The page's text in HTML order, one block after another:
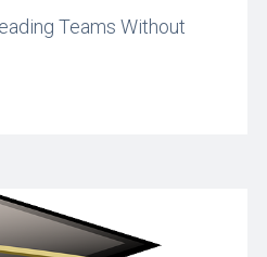
Teams Without